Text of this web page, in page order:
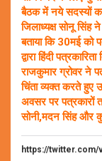
बैठक में नये सदस्यों
जिलाध्यक्ष सोनू सिंह
बताया कि 30मई को
द्वारा हिंदी
राजकुमार ग्रोवर ने
चिंता व्यक्त करते हुए
अवसर पर पत्रकारों
सोनी,मदन सिंह और
https://twitter.com/